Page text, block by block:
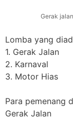
Gerak
Lomba yang
1. Gerak Jalan
2. Karnaval
3. Motor Hias
Para pemenang
Gerak Jalan